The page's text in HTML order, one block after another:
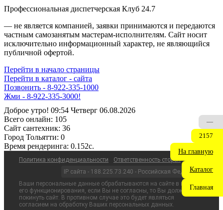
Профессиональная диспетчерская Клуб 24.7
— не является компанией, заявки принимаются и передаются
частным самозанятым мастерам‑исполнителям. Сайт носит
исключительно информационный характер, не являющийся
публичной офертой.
Перейти в начало страницы
Перейти в каталог - сайта
Позвонить - 8-922-335-1000
Жми - 8-922-335-3000!
Доброе утро! 09:54 Четверг 06.08.2026
Всего онлайн: 105
Сайт cантехник: 36
Город Тольятти: 0
Время рендеринга: 0.152c.
Политика конфиденциальности
Ответственность сторон
IP сайта - 188.225.73.240 - Российская Федерация
Ваши персональные данные обрабатываются на сайте в целях
его функционирования, если Вы не согласны, то Вы должны
покинуть сайт. В противном случае это будет являться
согласием на обработку Ваших персональных данных.
—
2157
На главную
Каталог
Главная